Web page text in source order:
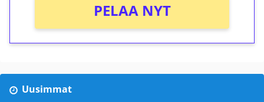
PELAA NYT
Uusimmat